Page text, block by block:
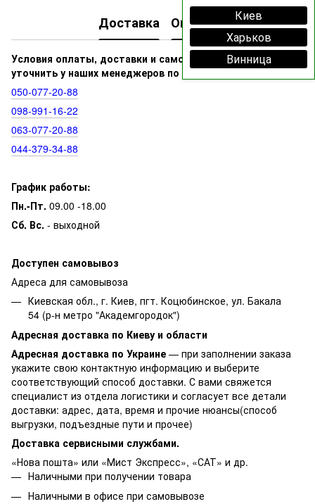
Киев
Харьков
Винница
Доставка Оплата
Условия оплаты, доставки и самовывоза вы можете
уточнить у наших менеджеров по номерам:
050‑077‑20‑88
098‑991‑16‑22
063‑077‑20‑88
044‑379‑34‑88
График работы:
Пн.-Пт. 09.00 -18.00
Сб. Вс. - выходной
Доступен самовывоз
Адреса для самовывоза
Киевская обл., г. Киев, пгт. Коцюбинское, ул. Бакала
54 (р-н метро "Академгородок")
Адресная доставка по Киеву и области
Адресная доставка по Украине — при заполнении заказа
укажите свою контактную информацию и выберите
соответствующий способ доставки. С вами свяжется
специалист из отдела логистики и согласует все детали
доставки: адрес, дата, время и прочие нюансы(способ
выгрузки, подъездные пути и прочее)
Доставка сервисными службами.
«Нова пошта» или «Мист Экспресс», «САТ» и др.
Наличными при получении товара
Наличными в офисе при самовывозе